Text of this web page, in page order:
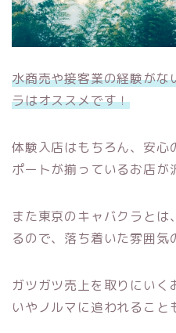
水商売や接客業の経験がな
ラはオススメです！
体験入店はもちろん、安心
ポートが揃っているお店が
また東京のキャバクラとは
るので、落ち着いた雰囲気
ガツガツ売上を取りにいく
いやノルマに追われること